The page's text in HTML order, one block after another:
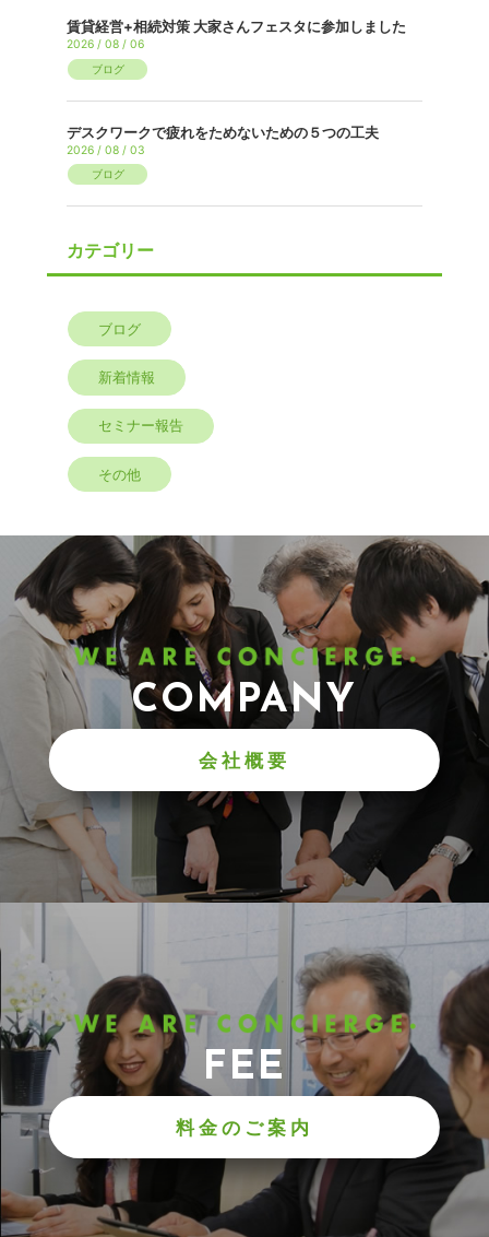
賃貸経営+相続対策 大家さんフェスタに参加しました
2026 / 08 / 06
ブログ
デスクワークで疲れをためないための５つの工夫
2026 / 08 / 03
ブログ
カテゴリー
ブログ
新着情報
セミナー報告
その他
COMPANY
会社概要
FEE
料金のご案内